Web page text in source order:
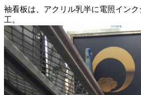
袖看板は、アクリル乳半に電照イン
工。